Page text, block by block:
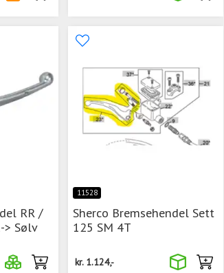
RR /
> Sølv
11528
Sherco Bremsehendel Sett
125 SM 4T
kr. 1.124,-